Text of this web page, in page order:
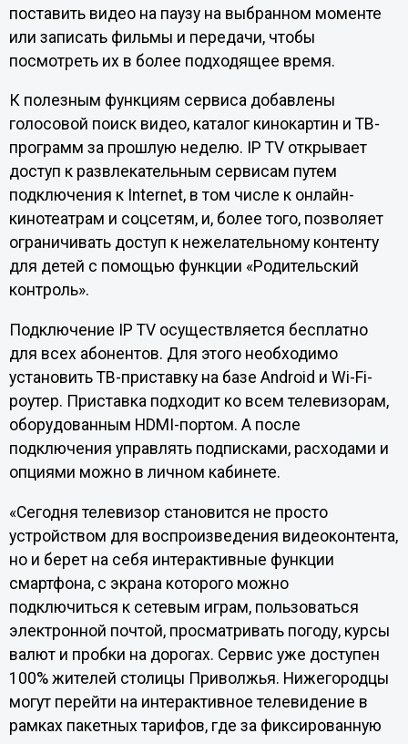
поставить видео на паузу на выбранном моменте
или записать фильмы и передачи, чтобы
посмотреть их в более подходящее время.
К полезным функциям сервиса добавлены
голосовой поиск видео, каталог кинокартин и ТВ-
программ за прошлую неделю. IP TV открывает
доступ к развлекательным сервисам путем
подключения к Internet, в том числе к онлайн-
кинотеатрам и соцсетям, и, более того, позволяет
ограничивать доступ к нежелательному контенту
для детей с помощью функции «Родительский
контроль».
Подключение IP TV осуществляется бесплатно
для всех абонентов. Для этого необходимо
установить ТВ-приставку на базе Android и Wi-Fi-
роутер. Приставка подходит ко всем телевизорам,
оборудованным HDMI-портом. А после
подключения управлять подписками, расходами и
опциями можно в личном кабинете.
«Сегодня телевизор становится не просто
устройством для воспроизведения видеоконтента,
но и берет на себя интерактивные функции
смартфона, с экрана которого можно
подключиться к сетевым играм, пользоваться
электронной почтой, просматривать погоду, курсы
валют и пробки на дорогах. Сервис уже доступен
100% жителей столицы Приволжья. Нижегородцы
могут перейти на интерактивное телевидение в
рамках пакетных тарифов, где за фиксированную